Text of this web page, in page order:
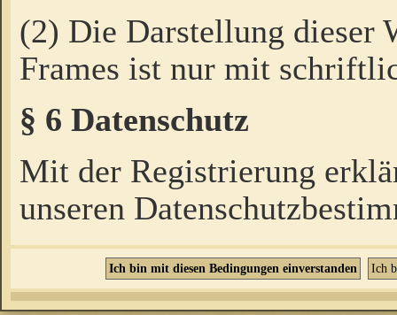
(2) Die Darstellung dieser
Frames ist nur mit
§ 6 Datenschutz
Mit der Registrierung
unseren